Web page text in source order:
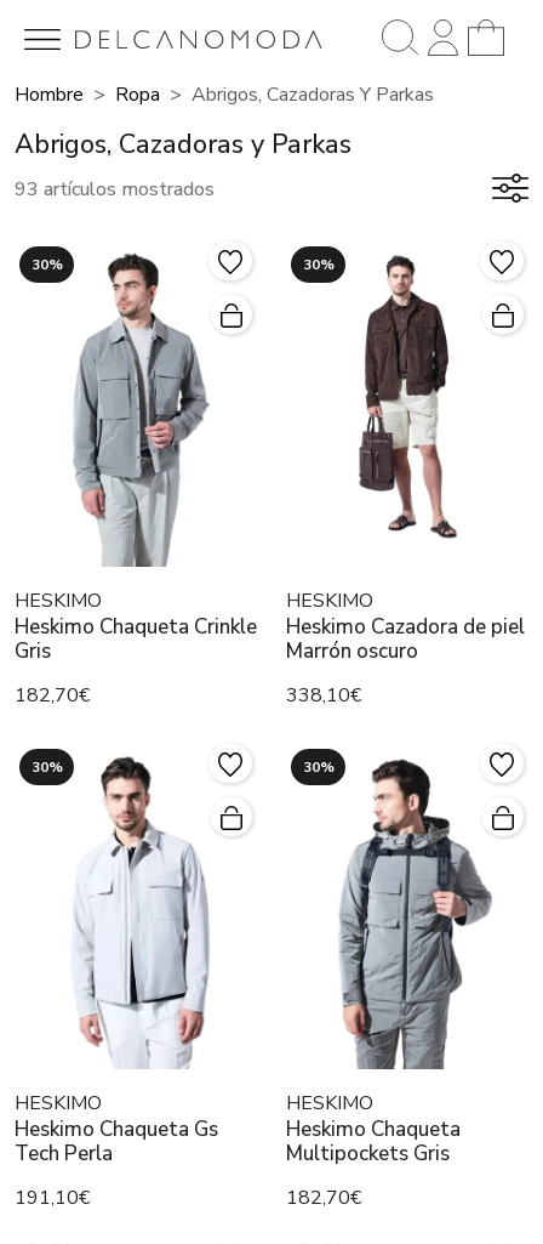
Hombre Ropa Abrigos, Cazadoras Y Parkas
Abrigos, Cazadoras y Parkas
93 artículos mostrados
30%
HESKIMO
Heskimo Chaqueta Crinkle
Gris
182,70€
30%
HESKIMO
Heskimo Cazadora de piel
Marrón oscuro
338,10€
30%
HESKIMO
Heskimo Chaqueta Gs
Tech Perla
191,10€
30%
HESKIMO
Heskimo Chaqueta
Multipockets Gris
182,70€